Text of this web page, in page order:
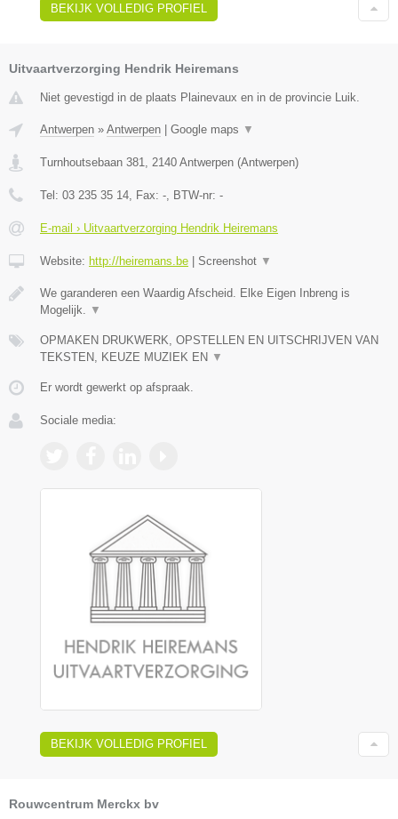
BEKIJK VOLLEDIG PROFIEL
Uitvaartverzorging Hendrik Heiremans
Niet gevestigd in de plaats Plainevaux en in de provincie Luik.
Antwerpen » Antwerpen | Google maps ▼
Turnhoutsebaan 381 2140 Antwerpen (Antwerpen)
Tel: 03 235 35 14 , Fax: - , BTW-nr: -
E-mail › Uitvaartverzorging Hendrik Heiremans
Website: http://heiremans.be | Screenshot ▼
We garanderen een Waardig Afscheid. Elke Eigen Inbreng is
Mogelijk.
▼
OPMAKEN DRUKWERK, OPSTELLEN EN UITSCHRIJVEN VAN
TEKSTEN, KEUZE MUZIEK EN ▼
Er wordt gewerkt op afspraak.
Sociale media:
BEKIJK VOLLEDIG PROFIEL
Rouwcentrum Merckx bv